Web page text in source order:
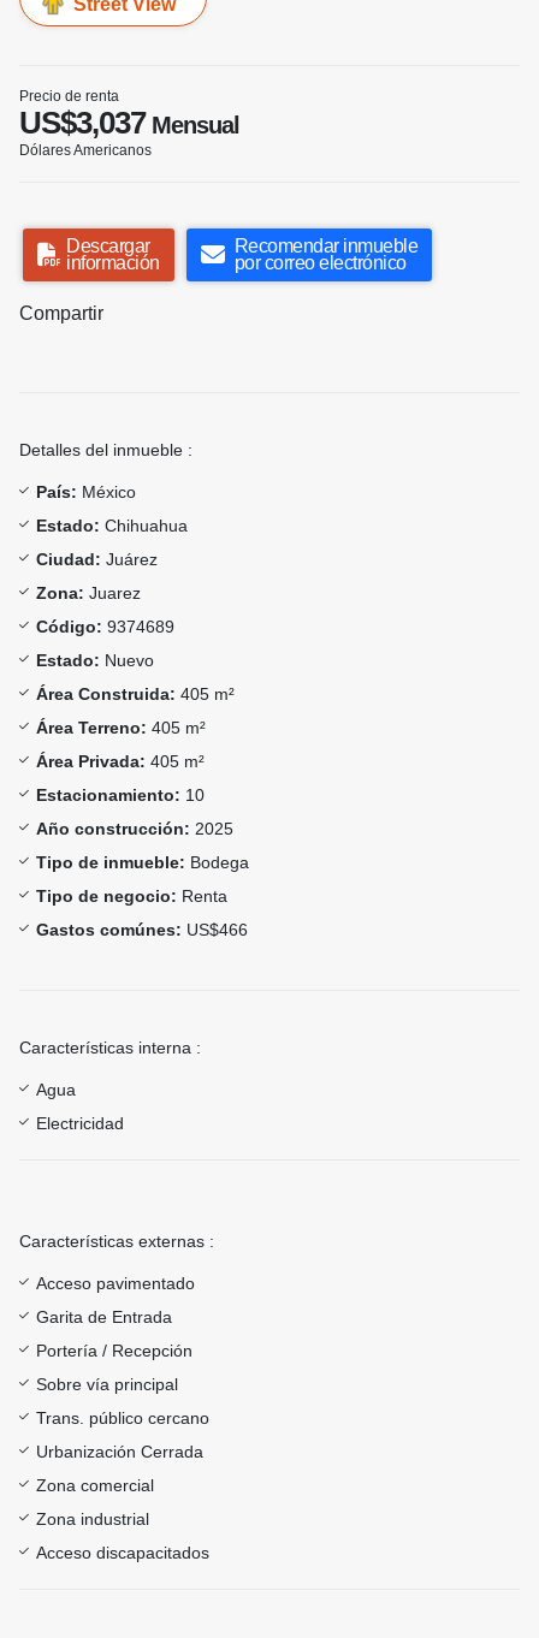
Street View
Precio de renta
US$3,037 Mensual
Dólares Americanos
Descargar
información
Recomendar inmueble
por correo electrónico
Compartir
Detalles del inmueble :
País: México
Estado: Chihuahua
Ciudad: Juárez
Zona: Juarez
Código: 9374689
Estado: Nuevo
Área Construida: 405 m²
Área Terreno: 405 m²
Área Privada: 405 m²
Estacionamiento: 10
Año construcción: 2025
Tipo de inmueble: Bodega
Tipo de negocio: Renta
Gastos comúnes: US$466
Características interna :
Agua
Electricidad
Características externas :
Acceso pavimentado
Garita de Entrada
Portería / Recepción
Sobre vía principal
Trans. público cercano
Urbanización Cerrada
Zona comercial
Zona industrial
Acceso discapacitados